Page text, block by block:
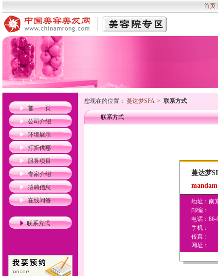
首页
首 页
公司介绍
环境展示
打折优惠
服务项目
专家介绍
招聘信息
在线问答
联系方式
您现在的位置： 蔓达梦SPA> 联系方式
联系方式
蔓达梦
mandam
地址：南
邮编：
电话：86-
手机：
传真：
网址：